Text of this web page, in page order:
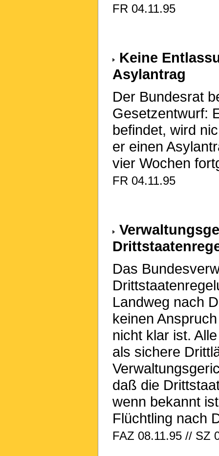
FR 04.11.95
Keine
Asylantrag
Der Bundesrat
Gesetzentwurf:
befindet, wird
er einen
vier Wochen
FR 04.11.95
Das
Landweg nach
keinen
nicht klar ist.
als sichere
daß die
wenn bekannt
Flüchtling nach
FAZ 08.11.95 // SZ